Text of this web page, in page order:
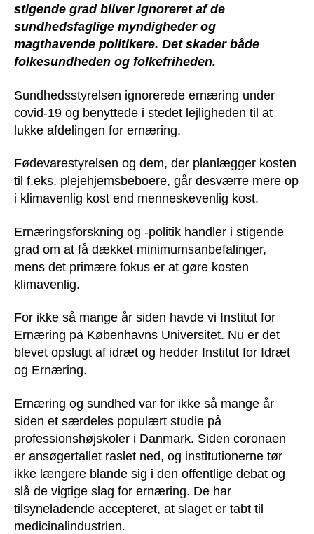
stigende grad bliver ignoreret af de
sundhedsfaglige myndigheder og
magthavende politikere. Det skader både
folkesundheden og folkefriheden.
Sundhedsstyrelsen ignorerede ernæring under
covid-19 og benyttede i stedet lejligheden til at
lukke afdelingen for ernæring.
Fødevarestyrelsen og dem, der planlægger kosten
til f.eks. plejehjemsbeboere, går desværre mere op
i klimavenlig kost end menneskevenlig kost.
Ernæringsforskning og -politik handler i stigende
grad om at få dækket minimumsanbefalinger,
mens det primære fokus er at gøre kosten
klimavenlig.
For ikke så mange år siden havde vi Institut for
Ernæring på Københavns Universitet. Nu er det
blevet opslugt af idræt og hedder Institut for Idræt
og Ernæring.
Ernæring og sundhed var for ikke så mange år
siden et særdeles populært studie på
professionshøjskoler i Danmark. Siden coronaen
er ansøgertallet raslet ned, og institutionerne tør
ikke længere blande sig i den offentlige debat og
slå de vigtige slag for ernæring. De har
tilsyneladende accepteret, at slaget er tabt til
medicinalindustrien.